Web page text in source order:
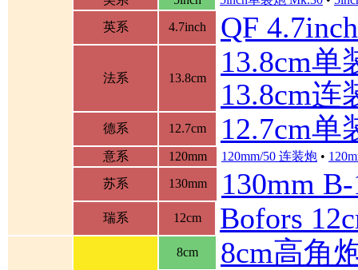
英系
4.7inch QF
法系 13.8cm
13.8cm单
13.8cm连
德系 12.7cm 12.7cm单
意系 120mm 120mm/50 连装炮 •
苏系
130mm 130mm
瑞系 12cm Bofors
8cm 8cm高角